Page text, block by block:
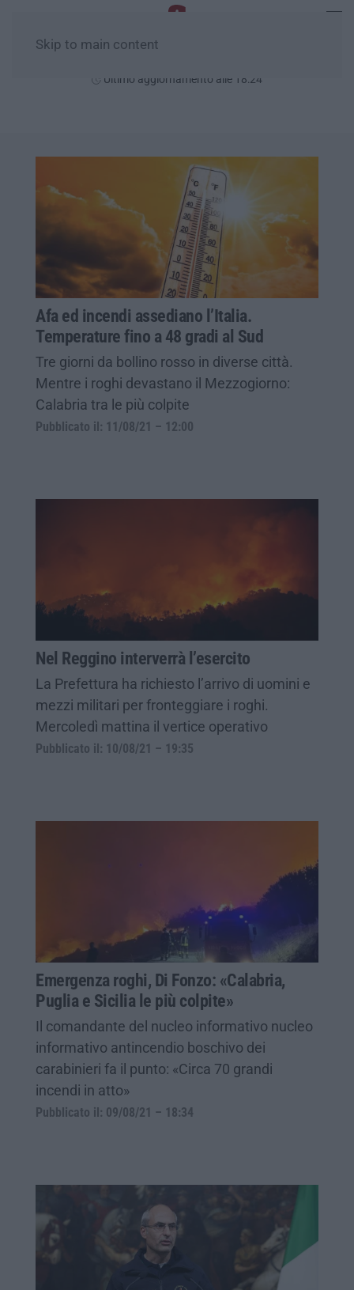
Skip to main content
Ultimo aggiornamento alle 18:24
Afa ed incendi assediano l’Italia.
Temperature fino a 48 gradi al Sud
Tre giorni da bollino rosso in diverse città.
Mentre i roghi devastano il Mezzogiorno:
Calabria tra le più colpite
Pubblicato il: 11/08/21 – 12:00
Nel Reggino interverrà l’esercito
La Prefettura ha richiesto l’arrivo di uomini e
mezzi militari per fronteggiare i roghi.
Mercoledì mattina il vertice operativo
Pubblicato il: 10/08/21 – 19:35
Emergenza roghi, Di Fonzo: «Calabria,
Puglia e Sicilia le più colpite»
Il comandante del nucleo informativo nucleo
informativo antincendio boschivo dei
carabinieri fa il punto: «Circa 70 grandi
incendi in atto»
Pubblicato il: 09/08/21 – 18:34